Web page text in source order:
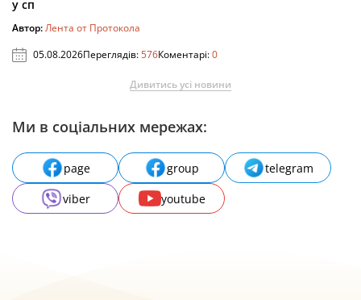
у сп
Автор:Лента от Протокола
05.08.2026Переглядів:576Коментарі:0
Дивитись усі новини
Ми в соціальних мережах:
page group
telegram
viber
youtube